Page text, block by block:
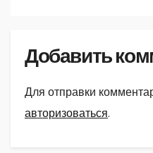
Добавить
Для отправки
авторизоваться.